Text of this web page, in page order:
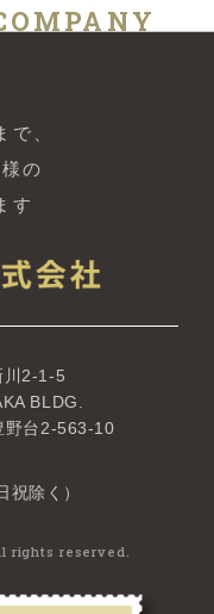
で、
の
す
川2-1-5
BLDG.
野台2-563-10
除く）
rights reserved.